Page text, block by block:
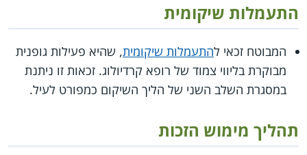
התעמלות שיקומית
המבוטח זכאי להתעמלות שיקומית, שהיא פעילות גופנית
מבוקרת בליווי צמוד של רופא קרדיולוג. זכאות זו ניתנת
במסגרת השלב השני של הליך השיקום כמפורט לעיל.
תהליך מימוש הזכות